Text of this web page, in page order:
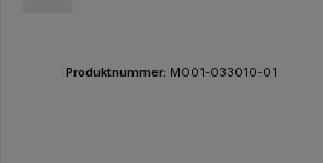
Produktnummer: MO01-033010-01